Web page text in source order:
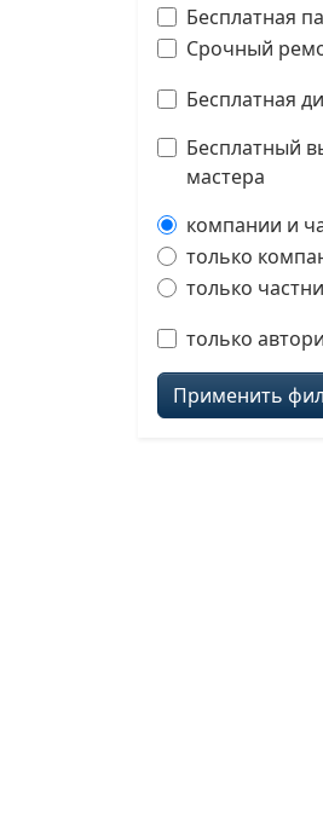
Бесплатная
Срочный
Бесплатная
Бесплатный
мастера
компании и
только
только
только
Применить